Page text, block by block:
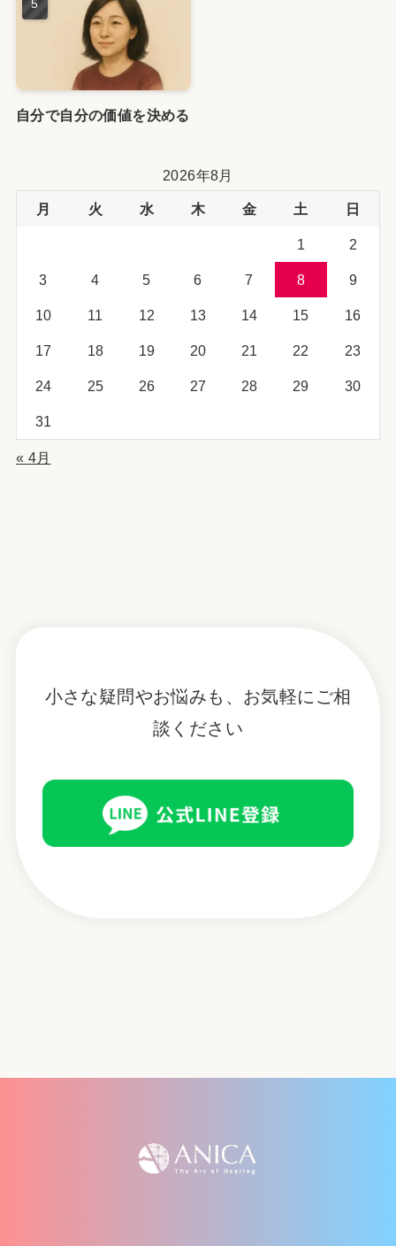
自分で自分の価値を決める
2026年8月
月 火 水 木 金 土 日
1 2
3 4 5 6 7 8 9
10 11 12 13 14 15 16
17 18 19 20 21 22 23
24 25 26 27 28 29 30
31
« 4月
小さな疑問やお悩みも、お気軽にご相
談ください